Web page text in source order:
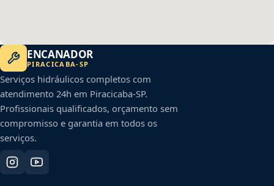
ENCANADOR
PIRACICABA-SP
Serviços hidráulicos completos com
atendimento 24h em Piracicaba-SP.
Profissionais qualificados, orçamento sem
compromisso e garantia em todos os
serviços.